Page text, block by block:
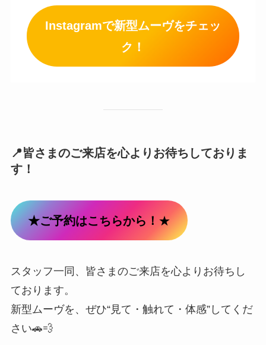
Instagramで新型ムーヴをチェッ
ク！
📍皆さまのご来店を心よりお待ちしておりま
す！
★ご予約はこちらから！ ★
スタッフ一同、皆さまのご来店を心よりお待ちし
ております。
新型ムーヴを、ぜひ“見て・触れて・体感”してくだ
さい🚗💨